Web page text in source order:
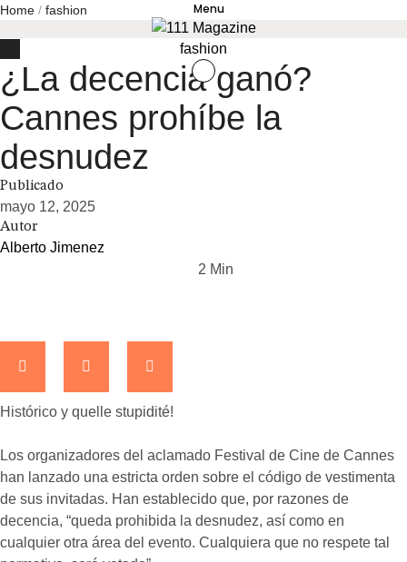
Menu
Home / fashion
fashion
¿La decencia ganó?
Cannes prohíbe la
desnudez
Publicado
mayo 12, 2025
Autor
Alberto Jimenez
2 Min
Histórico y quelle stupidité!
Los organizadores del aclamado Festival de Cine de Cannes
han lanzado una estricta orden sobre el código de vestimenta
de sus invitadas. Han establecido que, por razones de
decencia, “queda prohibida la desnudez, así como en
cualquier otra área del evento. Cualquiera que no respete tal